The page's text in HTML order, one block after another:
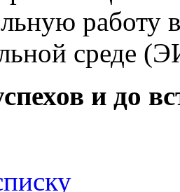
среде
и до